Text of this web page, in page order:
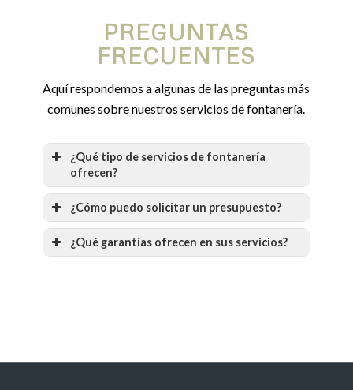
PREGUNTAS
FRECUENTES
Aquí respondemos a algunas de las preguntas más
comunes sobre nuestros servicios de fontanería.
¿Qué tipo de servicios de fontanería
ofrecen?
¿Cómo puedo solicitar un presupuesto?
¿Qué garantías ofrecen en sus servicios?